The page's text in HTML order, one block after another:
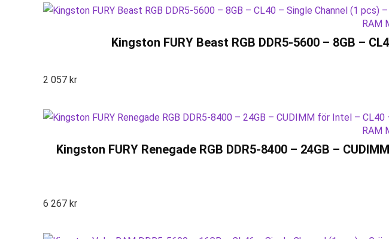
RAM
Kingston FURY Beast RGB DDR5-5600 – 8GB –
2 057 kr
RAM
Kingston FURY Renegade RGB DDR5-8400 – 24GB –
6 267 kr